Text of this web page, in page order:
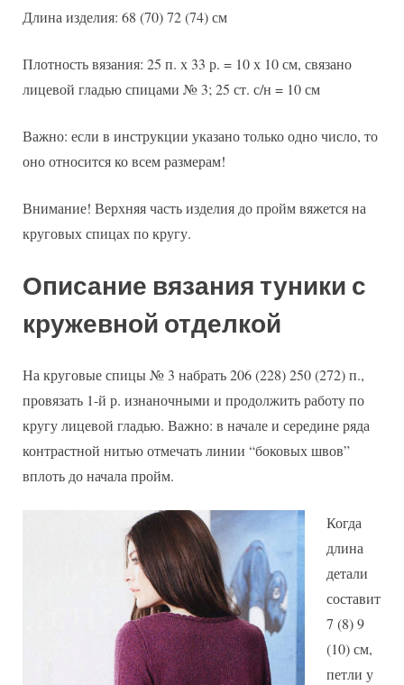
Длина изделия: 68 (70) 72 (74) см
Плотность вязания: 25 п. х 33 р. = 10 х 10 см, связано
лицевой гладью спицами № 3; 25 ст. с/н = 10 см
Важно: если в инструкции указано только одно число, то
оно относится ко всем размерам!
Внимание! Верхняя часть изделия до пройм вяжется на
круговых спицах по кругу.
Описание вязания туники с
кружевной отделкой
На круговые спицы № 3 набрать 206 (228) 250 (272) п.,
провязать 1-й р. изнаночными и продолжить работу по
кругу лицевой гладью. Важно: в начале и середине ряда
контрастной нитью отмечать линии “боковых швов”
вплоть до начала пройм.
Когда
длина
детали
составит
7 (8) 9
(10) см,
петли у